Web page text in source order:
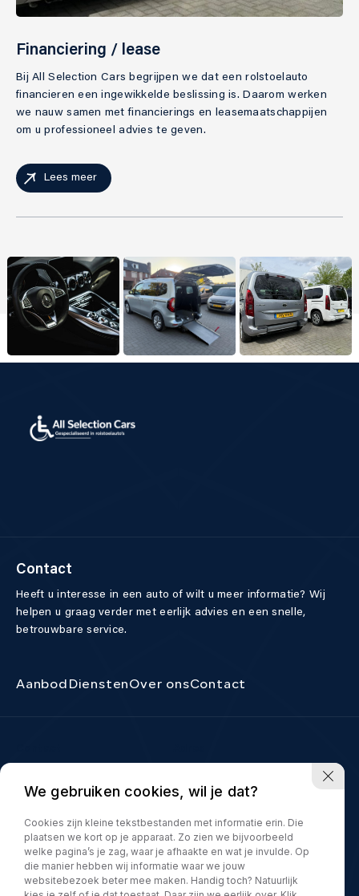
Financiering / lease
Bij All Selection Cars begrijpen we dat een rolstoelauto
financieren een ingewikkelde beslissing is. Daarom werken
we nauw samen met financierings en leasemaatschappijen
om u professioneel advies te geven.
Lees meer
Contact
Heeft u interesse in een auto of wilt u meer informatie? Wij
helpen u graag verder met eerlijk advies en een snelle,
betrouwbare service.
Aanbod DienstenOver onsContact
info@allselectioncars.nl
5627 AB Eindhoven
Ma – vrij:10.00 – 17.00 uur
Zaterdag: 10.00 – 15.00 uur
Alleen op afspraak
We gebruiken cookies, wil je dat?
Cookies zijn kleine tekstbestanden met informatie erin. Die
plaatsen we kort op je apparaat. Zo zien we bijvoorbeeld
welke pagina’s je zag, waar je afhaakte en wat je invulde. Op
die manier hebben wij informatie waar we jouw
websitebezoek beter mee maken. Handig toch? Natuurlijk